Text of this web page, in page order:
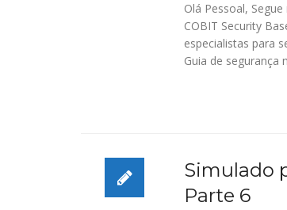
Olá Pessoal,
COBIT Security
especialistas para
Guia de segurança
Simulado
Parte 6